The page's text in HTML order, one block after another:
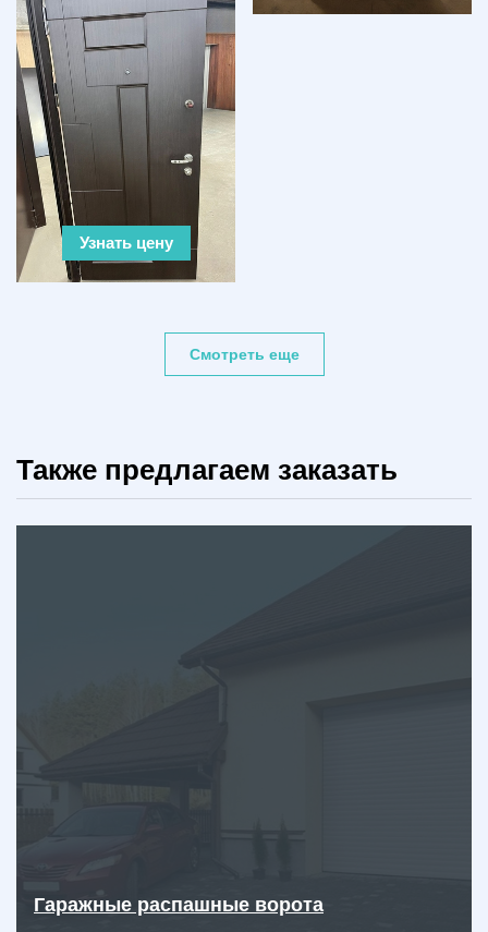
Узнать цену
Смотреть еще
Также предлагаем заказать
Гаражные распашные ворота